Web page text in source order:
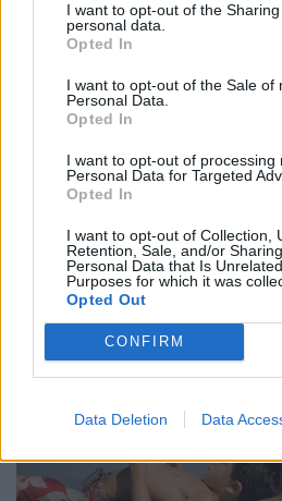
I want to opt-out of the
personal data.
Opted In
I want to opt-out of the Sale of
Personal Data.
Opted In
I want to opt-out of processing
Personal Data for Targeted
Opted In
I want to opt-out of Collection,
Retention, Sale, and/or
Personal Data that Is
Purposes for which it was
Opted Out
CONFIRM
Data Deletion Data
Visszatér a legendás Lutra
kapható diszkont áron a
gyűjtőfüzet
Hamarosan ismét a boltok
legismertebb magyar matricás
kilencvenes évek elején
felejthetetlen élményeket.